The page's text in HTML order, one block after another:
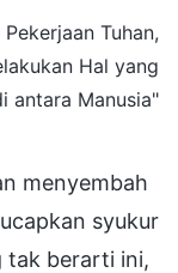
Tuhan,
Hal yang
antara Manusia"
menyembah
syukur
tak berarti ini,